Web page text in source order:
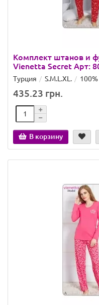
Комплект штанов и
Vienetta Secret Арт:
Турция S.M.L.XL.
435.23 грн.
В корзину